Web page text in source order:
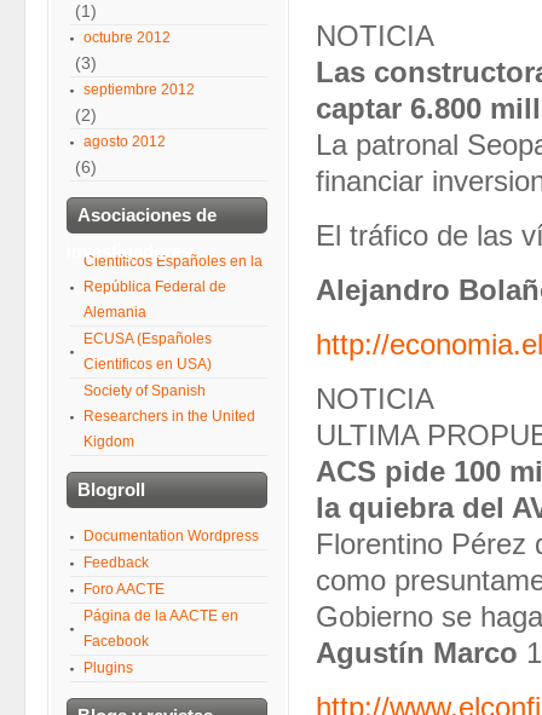
NOTICIA
Las
captar 6.800
La patronal
financiar
El tráfico de las
Alejandro
http://
NOTICIA
ULTIMA
ACS pide 100
la quiebra del
Florentino Pérez
como
Gobierno se
Agustín Marco
http://
(1)
octubre 2012
(3)
septiembre 2012
(2)
agosto 2012
(6)
Asociaciones de
investigadores
Científicos Españoles en la
República Federal de
Alemania
ECUSA (Españoles
Cientificos en USA)
Society of Spanish
Researchers in the United
Kigdom
Blogroll
Documentation Wordpress
Feedback
Foro AACTE
Página de la AACTE en
Facebook
Plugins